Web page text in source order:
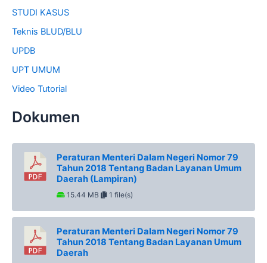
STUDI KASUS
Teknis BLUD/BLU
UPDB
UPT UMUM
Video Tutorial
Dokumen
Peraturan Menteri Dalam Negeri Nomor 79
Tahun 2018 Tentang Badan Layanan Umum
Daerah (Lampiran)
15.44 MB 1 file(s)
Peraturan Menteri Dalam Negeri Nomor 79
Tahun 2018 Tentang Badan Layanan Umum
Daerah